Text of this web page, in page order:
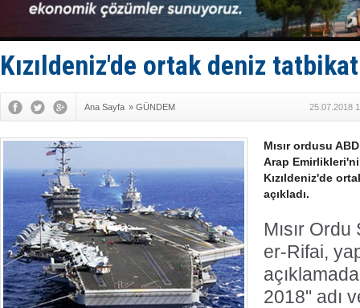
Kızıldeniz'de ortak deniz
Ana Sayfa » GÜNDEM 25.07.2018
Mısır ordusu
Arap
Kızıldeniz'de
açıkladı.
Mısır
er-Rifai,
2018" adı